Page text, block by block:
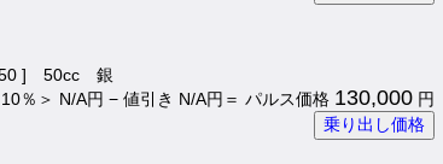
] 50cc 銀
％＞ N/A円 − 値引き N/A円＝ パルス価格 130,000 円
乗り出し価格